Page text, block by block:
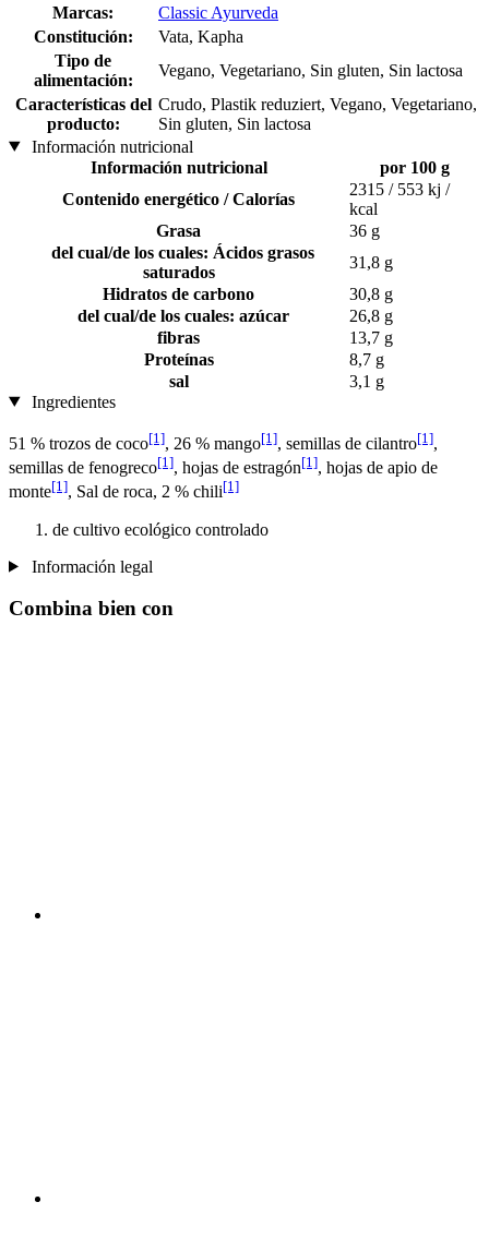
Marcas:
Classic Ayurveda
Constitución:
Vata, Kapha
Tipo de
alimentación:
Vegano, Vegetariano, Sin gluten, Sin lactosa
Características del
producto:
Crudo, Plastik reduziert, Vegano, Vegetariano,
Sin gluten, Sin lactosa
Información nutricional
Información nutricional
por 100 g
Contenido energético / Calorías
2315 / 553 kj /
kcal
Grasa
36 g
del cual/de los cuales: Ácidos grasos
saturados
31,8 g
Hidratos de carbono
30,8 g
del cual/de los cuales: azúcar
26,8 g
fibras
13,7 g
Proteínas
8,7 g
sal
3,1 g
Ingredientes
51 % trozos de coco[1], 26 % mango[1], semillas de cilantro[1],
semillas de fenogreco[1], hojas de estragón[1], hojas de apio de
monte[1], Sal de roca, 2 % chili[1]
de cultivo ecológico controlado
Información legal
Combina bien con